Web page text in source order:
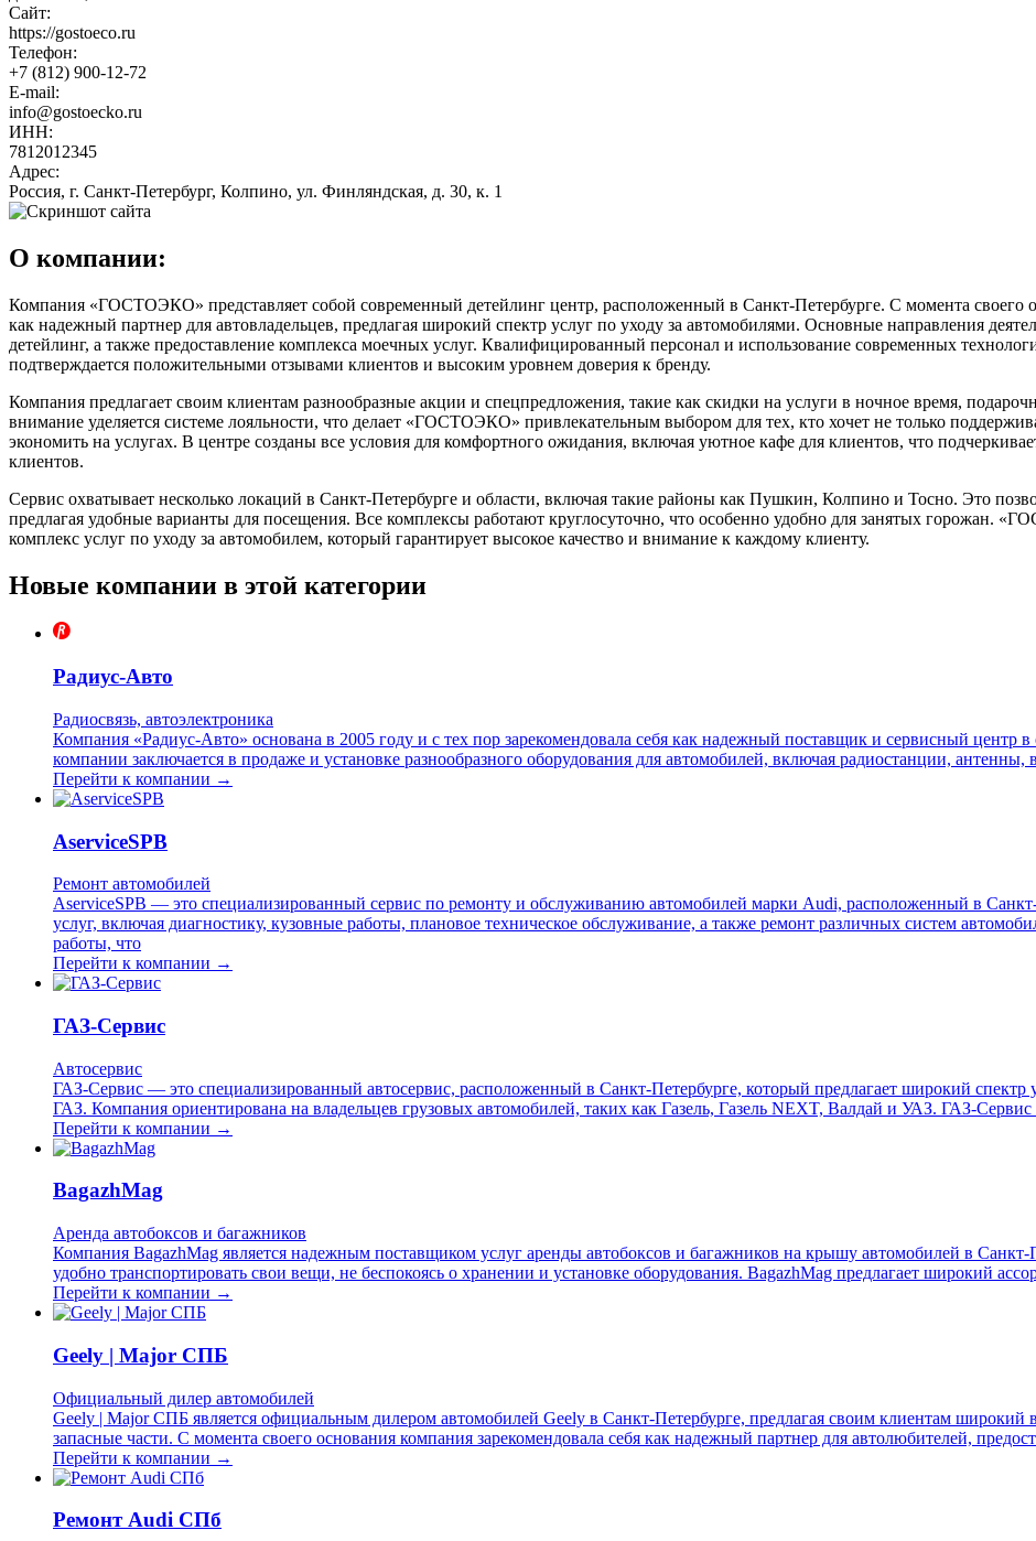
Сайт:
https://gostoeco.ru
Телефон:
+7 (812) 900-12-72
E-mail:
info@gostoecko.ru
ИНН:
7812012345
Адрес:
Россия, г. Санкт-Петербург, Колпино, ул. Финляндская, д. 30, к. 1
О компании:
Компания «ГОСТОЭКО» представляет собой современный детейлинг центр, расположенный в Санкт-Петербурге. С момента своего
как надежный партнер для автовладельцев, предлагая широкий спектр услуг по уходу за автомобилями. Основные направления
детейлинг, а также предоставление комплекса моечных услуг. Квалифицированный персонал и использование современных
подтверждается положительными отзывами клиентов и высоким уровнем доверия к бренду.
Компания предлагает своим клиентам разнообразные акции и спецпредложения, такие как скидки на услуги в ночное время,
внимание уделяется системе лояльности, что делает «ГОСТОЭКО» привлекательным выбором для тех, кто хочет не только
экономить на услугах. В центре созданы все условия для комфортного ожидания, включая уютное кафе для клиентов, что
клиентов.
Сервис охватывает несколько локаций в Санкт-Петербурге и области, включая такие районы как Пушкин, Колпино и Тосно. Это
предлагая удобные варианты для посещения. Все комплексы работают круглосуточно, что особенно удобно для занятых горожан.
комплекс услуг по уходу за автомобилем, который гарантирует высокое качество и внимание к каждому клиенту.
Новые компании в этой категории
Радиус-Авто
Радиосвязь, автоэлектроника
Компания «Радиус-Авто» основана в 2005 году и с тех пор зарекомендовала себя как надежный поставщик и сервисный центр в
компании заключается в продаже и установке разнообразного оборудования для автомобилей, включая радиостанции, антенны,
Перейти к компании →
AserviceSPB
Ремонт автомобилей
AserviceSPB — это специализированный сервис по ремонту и обслуживанию автомобилей марки Audi, расположенный в
услуг, включая диагностику, кузовные работы, плановое техническое обслуживание, а также ремонт различных систем
работы, что
Перейти к компании →
ГАЗ-Сервис
Автосервис
ГАЗ-Сервис — это специализированный автосервис, расположенный в Санкт-Петербурге, который предлагает широкий
ГАЗ. Компания ориентирована на владельцев грузовых автомобилей, таких как Газель, Газель NEXT, Валдай и УАЗ. ГАЗ-Сервис
Перейти к компании →
BagazhMag
Аренда автобоксов и багажников
Компания BagazhMag является надежным поставщиком услуг аренды автобоксов и багажников на крышу автомобилей в
удобно транспортировать свои вещи, не беспокоясь о хранении и установке оборудования. BagazhMag предлагает широкий
Перейти к компании →
Geely | Major СПБ
Официальный дилер автомобилей
Geely | Major СПБ является официальным дилером автомобилей Geely в Санкт-Петербурге, предлагая своим клиентам
запасные части. С момента своего основания компания зарекомендовала себя как надежный партнер для автолюбителей,
Перейти к компании →
Ремонт Audi СПб